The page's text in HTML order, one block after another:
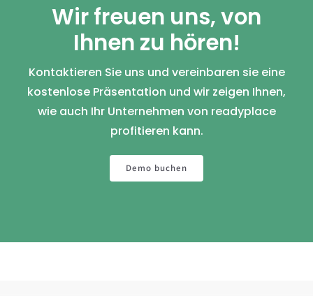
Wir freuen uns, von
Ihnen zu hören!
Kontaktieren Sie uns und vereinbaren sie eine
kostenlose Präsentation und wir zeigen Ihnen,
wie auch Ihr Unternehmen von readyplace
profitieren kann.
Demo buchen